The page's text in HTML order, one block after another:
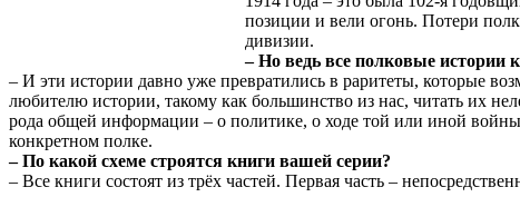
позиции и вели огонь. Потери
дивизии.
– Но ведь все полковые истории
– И эти истории давно уже превратились в раритеты, которые
любителю истории, такому как большинство из нас, читать их
рода общей информации – о политике, о ходе той или иной
конкретном полке.
– По какой схеме строятся книги вашей серии?
– Все книги состоят из трёх частей. Первая часть –